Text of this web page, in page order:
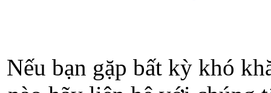
Nếu bạn gặp bất kỳ khó